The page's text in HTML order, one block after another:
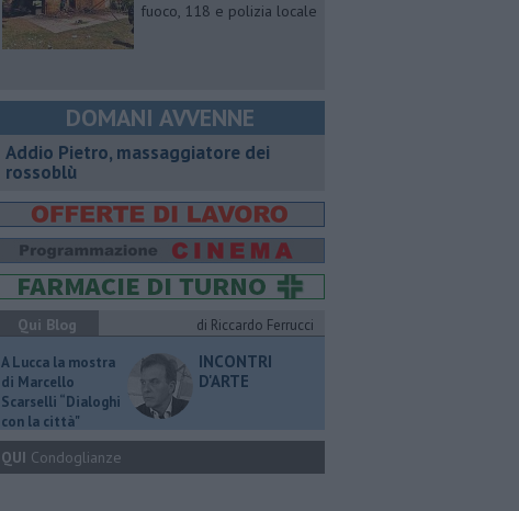
fuoco, 118 e polizia locale
DOMANI AVVENNE
Addio Pietro, massaggiatore dei
rossoblù
Qui Blog
di Riccardo Ferrucci
A Lucca la mostra
di Marcello
Scarselli “Dialoghi
con la città"
INCONTRI
D'ARTE
QUI Condoglianze